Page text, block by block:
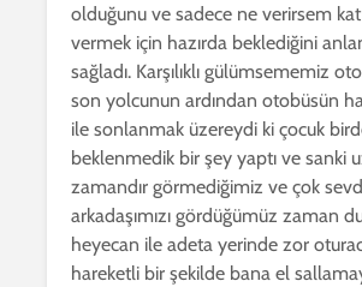
olduğunu ve sadece ne verirsem kat
vermek için hazırda beklediğini
sağladı. Karşılıklı gülümsememiz
son yolcunun ardından otobüsün
ile sonlanmak üzereydi ki çocuk
beklenmedik bir şey yaptı ve sanki
zamandır görmediğimiz ve çok
arkadaşımızı gördüğümüz zaman
heyecan ile adeta yerinde zor
hareketli bir şekilde bana el